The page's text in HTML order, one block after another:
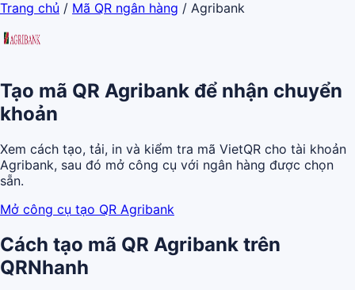
Trang chủ / Mã QR ngân hàng / Agribank
Tạo mã QR Agribank để nhận chuyển
khoản
Xem cách tạo, tải, in và kiểm tra mã VietQR cho tài khoản
Agribank, sau đó mở công cụ với ngân hàng được chọn
sẵn.
Mở công cụ tạo QR Agribank
Cách tạo mã QR Agribank trên
QRNhanh